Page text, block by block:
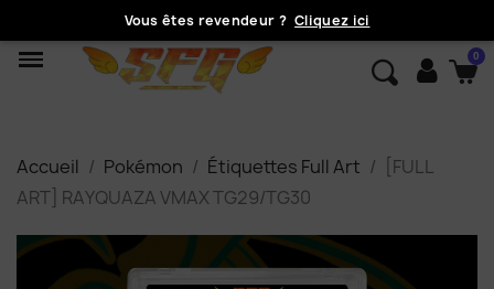
Vous êtes revendeur ? Cliquez ici
Accueil Pokémon Étiquettes Full Art
[FULL
ART] RAYQUAZA VMAX TG29/TG30